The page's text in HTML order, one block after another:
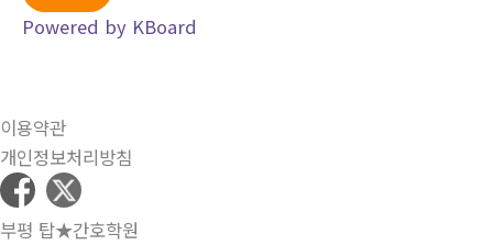
Powered by KBoard
이용약관
개인정보처리방침
부평 탑★간호학원